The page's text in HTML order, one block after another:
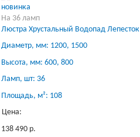
новинка
На 36 ламп
Люстра Хрустальный Водопад Лепесток
Диаметр, мм: 1200, 1500
Высота, мм: 600, 800
Ламп, шт: 36
Площадь, м²: 108
Цена:
138 490 р.